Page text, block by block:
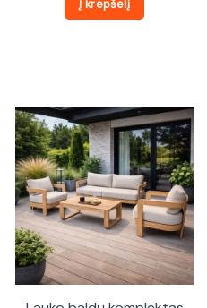
Į krepšelį